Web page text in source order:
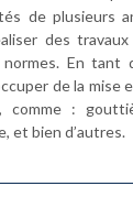
de plusieurs
des
En tant
de la mise
comme :
et bien d’autres.